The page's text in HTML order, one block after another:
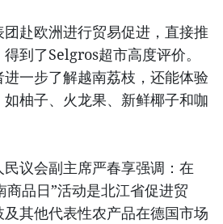
赴欧洲进行贸易促进，直接推
到了Selgros超市高度评价。
一步了解越南荔枝，还能体验
柚子、火龙果、新鲜椰子和咖
议会副主席严春享强调：在
商品日”活动是北江省促进贸
其他代表性农产品在德国市场